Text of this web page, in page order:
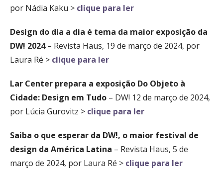
por Nádia Kaku > clique para ler
Design do dia a dia é tema da maior exposição da
DW! 2024– Revista Haus, 19 de março de 2024, por
Laura Ré > clique para ler
Lar Center prepara a exposição Do Objeto à
Cidade: Design em Tudo – DW! 12 de março de 2024,
por Lúcia Gurovitz > clique para ler
Saiba o que esperar da DW!, o maior festival de
design da América Latina – Revista Haus, 5 de
março de 2024, por Laura Ré > clique para ler